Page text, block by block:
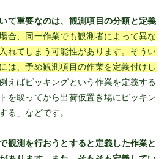
て重要なのは、観測項目の分類と定義
合、同一作業でも観測者によって異な
れてしまう可能性があります。そうい
は、予め観測項目の作業を定義付けし
えばピッキングという作業を定義する
を取ってから出荷仮置き場にピッキン
る」などです。
観測を行おうとすると定義した作業と